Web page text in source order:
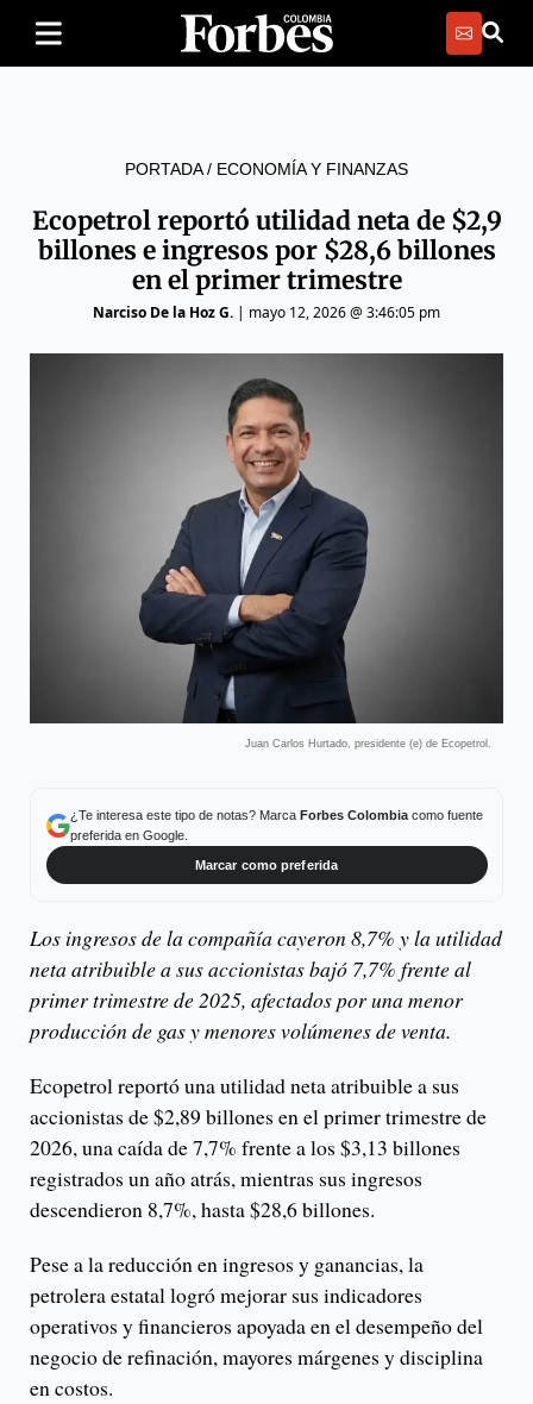
PORTADA/ ECONOMÍA Y FINANZAS
Ecopetrol reportó utilidad neta de $2,9
billones e ingresos por $28,6 billones
en el primer trimestre
Narciso De la Hoz G. | mayo 12, 2026 @ 3:46:05 pm
Juan Carlos Hurtado, presidente (e) de Ecopetrol.
¿Te interesa este tipo de notas? Marca Forbes Colombiacomo fuente
preferida en Google.
Marcar como preferida
Los ingresos de la compañía cayeron 8,7% y la utilidad
neta atribuible a sus accionistas bajó 7,7% frente al
primer trimestre de 2025, afectados por una menor
producción de gas y menores volúmenes de venta.
Ecopetrol reportó una utilidad neta atribuible a sus
accionistas de $2,89 billones en el primer trimestre de
2026, una caída de 7,7% frente a los $3,13 billones
registrados un año atrás, mientras sus ingresos
descendieron 8,7%, hasta $28,6 billones.
Pese a la reducción en ingresos y ganancias, la
petrolera estatal logró mejorar sus indicadores
operativos y financieros apoyada en el desempeño del
negocio de refinación, mayores márgenes y disciplina
en costos.